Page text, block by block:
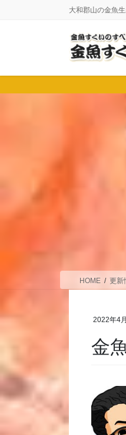
に
移
ョ
ン
大和郡山の金魚
HOME 更新
2022年4
金